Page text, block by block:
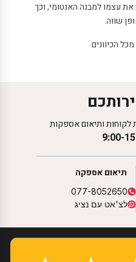
עצמו למבנה האנטומי, וכך
שווה.
הכיוונים
לקוחות ותיאום אספקות
תיאום אספקה
077-8052650
לצ'אט עם נציג